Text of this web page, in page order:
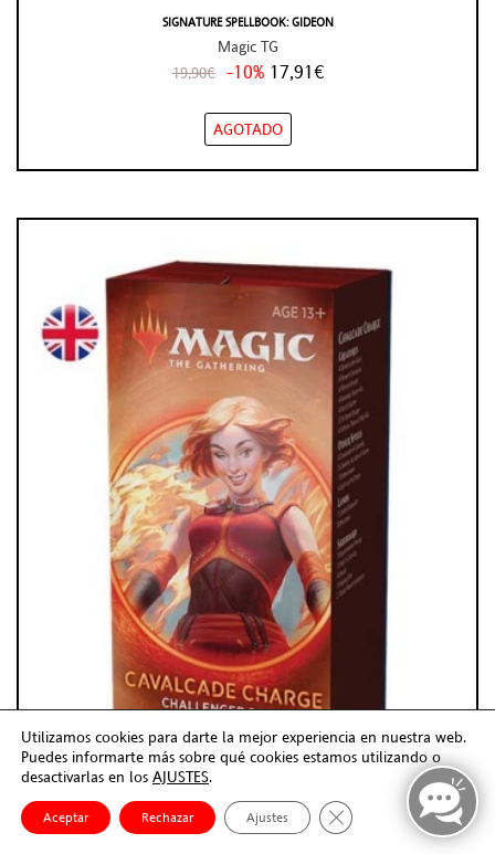
SIGNATURE SPELLBOOK: GIDEON
Magic TG
19,90€ -10% 17,91€
AGOTADO
CAVALCADE CHARGE – CHALL . . .
Utilizamos cookies para darte la mejor experiencia en nuestra web.
Puedes informarte más sobre qué cookies estamos utilizando o
desactivarlas en los AJUSTES.
Aceptar Rechazar Ajustes Cerrar el banner de